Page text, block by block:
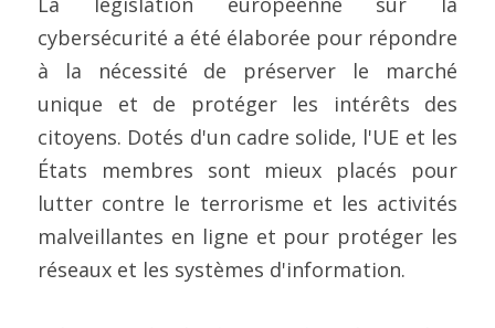
cybersécurité a été élaborée pour répondre
à la nécessité de préserver le marché
unique et de protéger les intérêts des
citoyens. Dotés d'un cadre solide, l'UE et les
États membres sont mieux placés pour
lutter contre le terrorisme et les activités
malveillantes en ligne et pour protéger les
réseaux et les systèmes d'information.